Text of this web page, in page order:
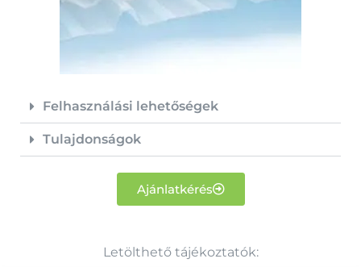
Felhasználási lehetőségek
Tulajdonságok
Ajánlatkérés
Letölthető tájékoztatók: